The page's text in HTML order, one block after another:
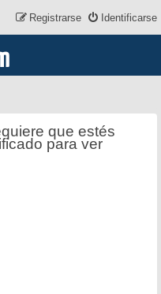
Identificarse
Registrarse
que estés
para ver